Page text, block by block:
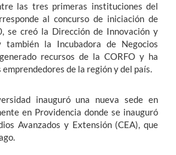
las tres primeras instituciones del
al concurso de iniciación de
se creó la Dirección de Innovación y
también la Incubadora de Negocios
recursos de la CORFO y ha
de la región y del país.
inauguró una nueva sede en
en Providencia donde se inauguró
Avanzados y Extensión (CEA), que